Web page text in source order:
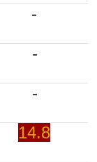
-
-
-
14.8